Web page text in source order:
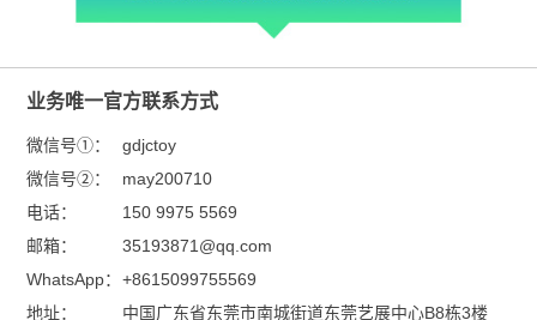
业务唯一官方联系方式
微信号①：
gdjctoy
微信号②：
may200710
电话：
150 9975 5569
邮箱：
35193871@qq.com
WhatsApp： +8615099755569
地址：
中国广东省东莞市南城街道东莞艺展中心B8栋3楼